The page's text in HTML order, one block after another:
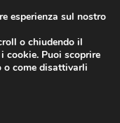
esperienza sul nostro
o chiudendo il
cookie. Puoi scoprire
come disattivarli